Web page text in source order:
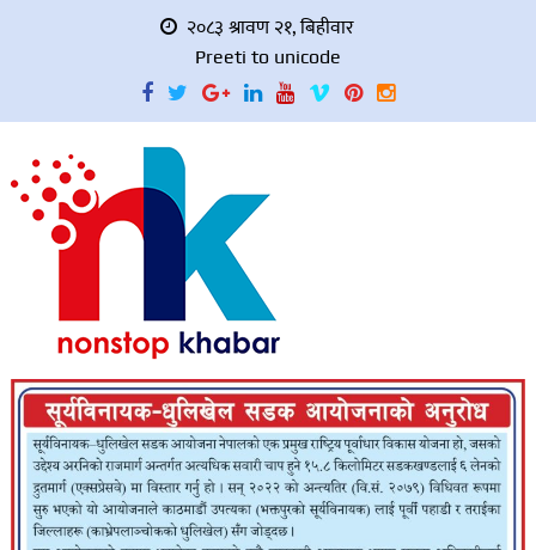
२०८३ श्रावण २१, बिहीवार
Preeti to unicode